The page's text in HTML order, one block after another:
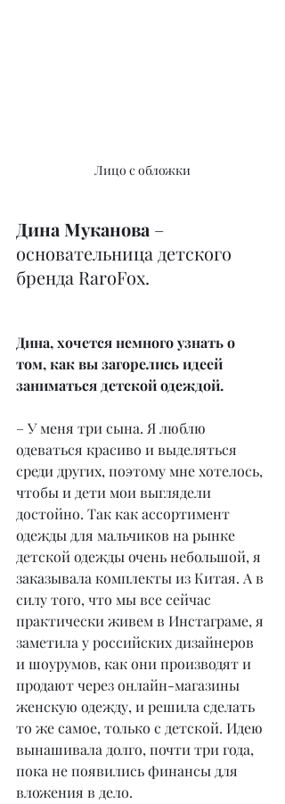
Лицо с обложки
Дина Муканова –
основательница детского
бренда RaroFox.
Дина, хочется немного узнать о
том, как вы загорелись идеей
заниматься детской одеждой.
– У меня три сына. Я люблю
одеваться красиво и выделяться
среди других, поэтому мне хотелось,
чтобы и дети мои выглядели
достойно. Так как ассортимент
одежды для мальчиков на рынке
детской одежды очень небольшой, я
заказывала комплекты из Китая. А в
силу того, что мы все сейчас
практически живем в Инстаграме, я
заметила у российских дизайнеров
и шоурумов, как они производят и
продают через онлайн-магазины
женскую одежду, и решила сделать
то же самое, только с детской. Идею
вынашивала долго, почти три года,
пока не появились финансы для
вложения в дело.